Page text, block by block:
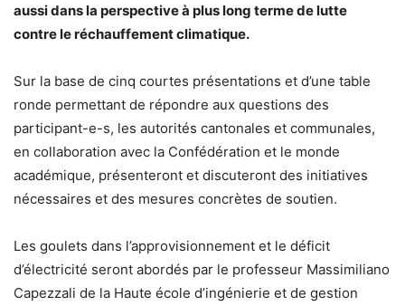
aussi dans la perspective à plus long terme de lutte
contre le réchauffement climatique.
Sur la base de cinq courtes présentations et d’une table
ronde permettant de répondre aux questions des
participant-e-s, les autorités cantonales et communales,
en collaboration avec la Confédération et le monde
académique, présenteront et discuteront des initiatives
nécessaires et des mesures concrètes de soutien.
Les goulets dans l’approvisionnement et le déficit
d’électricité seront abordés par le professeur Massimiliano
Capezzali de la Haute école d’ingénierie et de gestion